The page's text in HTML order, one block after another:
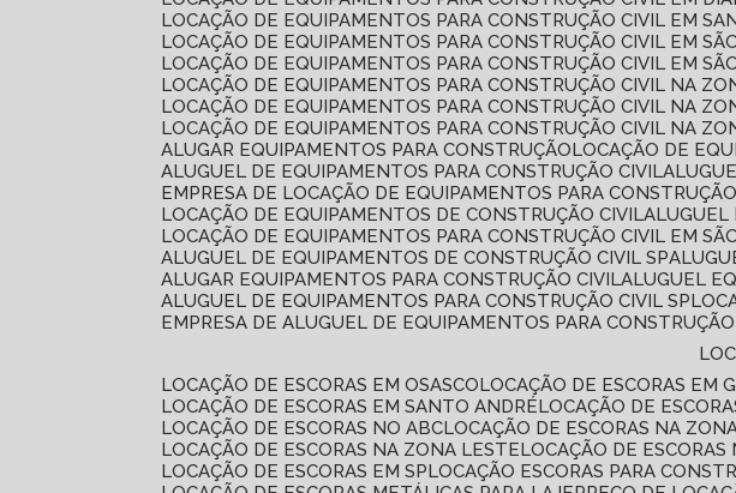
LOCAÇÃO DE EQUIPAMENTOS PARA CONSTRUÇÃO CIVIL EM
LOCAÇÃO DE EQUIPAMENTOS PARA CONSTRUÇÃO CIVIL EM
LOCAÇÃO DE EQUIPAMENTOS PARA CONSTRUÇÃO CIVIL EM
LOCAÇÃO DE EQUIPAMENTOS PARA CONSTRUÇÃO CIVIL NA
LOCAÇÃO DE EQUIPAMENTOS PARA CONSTRUÇÃO CIVIL NA
LOCAÇÃO DE EQUIPAMENTOS PARA CONSTRUÇÃO CIVIL NA
ALUGAR EQUIPAMENTOS PARA CONSTRUÇÃO LOCAÇÃO DE
ALUGUEL DE EQUIPAMENTOS PARA CONSTRUÇÃO CIVIL
EMPRESA DE LOCAÇÃO DE EQUIPAMENTOS PARA
LOCAÇÃO DE EQUIPAMENTOS DE CONSTRUÇÃO CIVIL
LOCAÇÃO DE EQUIPAMENTOS PARA CONSTRUÇÃO CIVIL EM
ALUGUEL DE EQUIPAMENTOS DE CONSTRUÇÃO CIVIL SP
ALUGAR EQUIPAMENTOS PARA CONSTRUÇÃO CIVIL ALUGUEL
ALUGUEL DE EQUIPAMENTOS PARA CONSTRUÇÃO CIVIL SP
EMPRESA DE ALUGUEL DE EQUIPAMENTOS PARA CONSTRUÇÃO
LOCAÇÃO DE ESCORAS EM OSASCO LOCAÇÃO DE ESCORAS EM
LOCAÇÃO DE ESCORAS EM SANTO ANDRÉ LOCAÇÃO DE
LOCAÇÃO DE ESCORAS NO ABC LOCAÇÃO DE ESCORAS NA
LOCAÇÃO DE ESCORAS NA ZONA LESTE LOCAÇÃO DE
LOCAÇÃO DE ESCORAS EM SP LOCAÇÃO ESCORAS PARA